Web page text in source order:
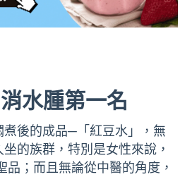
水腫第一名
煮後的成品─「紅豆水」，無
的族群，特別是女性來說，
品；而且無論從中醫的角度，